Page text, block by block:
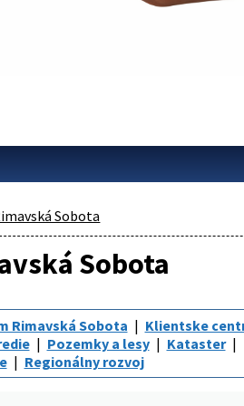
Sobota
Sobota
Rimavská Sobota
Klientske
Pozemky a lesy
Kataster
Regionálny rozvoj